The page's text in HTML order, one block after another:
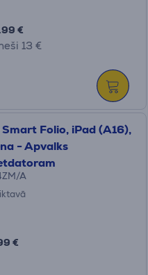
.99 €
13 €
Folio, iPad (A16),
- Apvalks
A
€